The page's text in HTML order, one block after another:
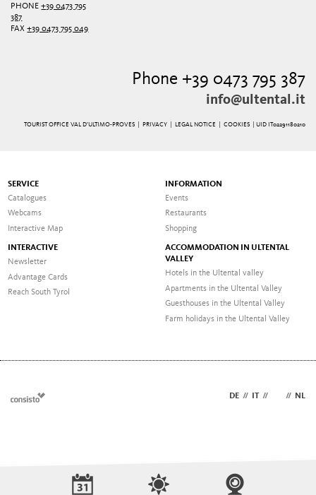
PHONE+39 0473 795
387
FAX+39 0473 795 049
Phone +39 0473 795 387
info@ultental.it
TOURIST OFFICE VAL D'ULTIMO-PROVES | PRIVACY| LEGAL NOTICE COOKIES | UID IT02291180210
SERVICE
Catalogues
Webcams
Interactive Map
INFORMATION
Events
Restaurants
Shopping
INTERACTIVE
Newsletter
Advantage Cards
Reach South Tyrol
ACCOMMODATION IN ULTENTAL
VALLEY
Hotels in the Ultental valley
Apartments in the Ultental Valley
Guesthouses in the Ultental Valley
Farm holidays in the Ultental Valley
DE // IT // // NL